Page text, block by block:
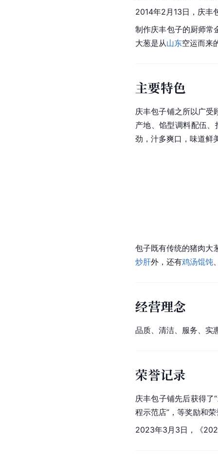
2014年2月13日，庆丰
制作庆丰包子的厨师常
大葱是从山东空运而来
主要特色
庆丰包子铺之所以广受
产地、馅型调料配伍
劲，汁多爽口，味道鲜
包子既有传统的猪肉大
炒肝外，还有鸡汤馄饨
经营理念
品质、清洁、服务、实
荣誉记录
庆丰包子铺先后获得了“
程示范店”，等奖励和
2023年3月3日，《